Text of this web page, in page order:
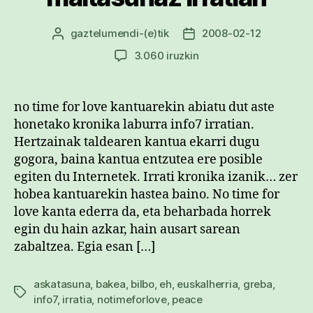
Argitalpenaren
gaztelumendi-(e)tik
Argitalpenaren
data
2008-02-12
3.060 iruzkinmaitasunaz
no time for love kantuarekin abiatu dut aste
honetako kronika laburra info7 irratian.
Hertzainak taldearen kantua ekarri dugu
gogora, baina kantua entzutea ere posible
egiten du Internetek. Irrati kronika izanik… zer
hobea kantuarekin hastea baino. No time for
love kanta ederra da, eta beharbada horrek
egin du hain azkar, hain ausart sarean
zabaltzea. Egia esan […]
Etiketak
askatasuna bakea bilbo, eh euskalherria greba
info7, irratia notimeforlove, peace